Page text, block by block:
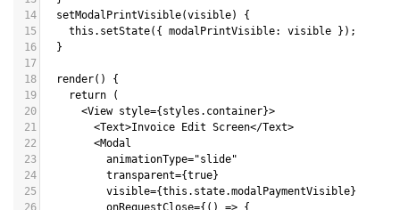
14
  setModalPrintVisible(visible) {
15
    this.setState({ modalPrintVisible: visible });
16
  }
17
18
  render() {
19
    return (
20
      <View style={styles.container}>
21
        <Text>Invoice Edit Screen</Text>
22
        <Modal
23
          animationType="slide"
24
          transparent={true}
25
          visible={this.state.modalPaymentVisible}
26
          onRequestClose={() => {